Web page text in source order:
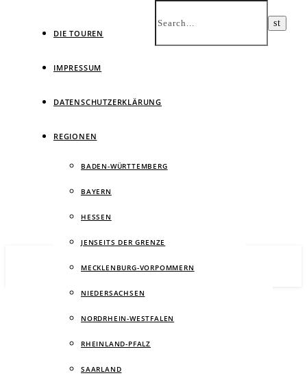
DIE TOUREN
IMPRESSUM
DATENSCHUTZERKLÄRUNG
REGIONEN
BADEN-WÜRTTEMBERG
BAYERN
HESSEN
JENSEITS DER GRENZE
MECKLENBURG-VORPOMMERN
NIEDERSACHSEN
NORDRHEIN-WESTFALEN
RHEINLAND-PFALZ
SAARLAND